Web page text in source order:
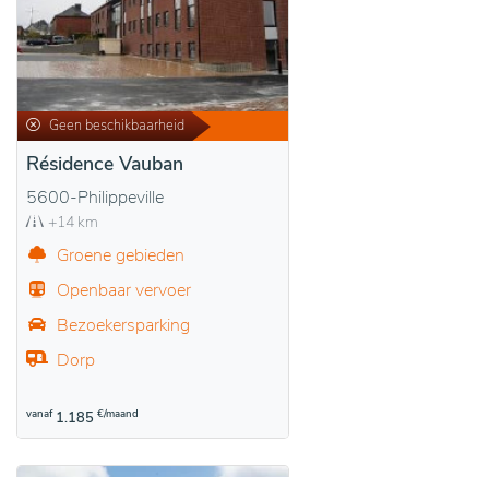
Geen beschikbaarheid
Résidence Vauban
5600-Philippeville
+14 km
Groene gebieden
Openbaar vervoer
Bezoekersparking
Dorp
vanaf 1.185 €/maand